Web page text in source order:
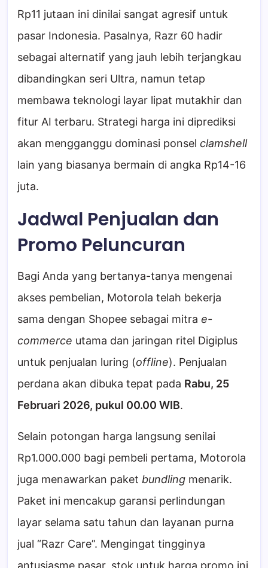
Rp11 jutaan ini dinilai sangat agresif untuk
pasar Indonesia. Pasalnya, Razr 60 hadir
sebagai alternatif yang jauh lebih terjangkau
dibandingkan seri Ultra, namun tetap
membawa teknologi layar lipat mutakhir dan
fitur AI terbaru. Strategi harga ini diprediksi
akan mengganggu dominasi ponsel clamshell
lain yang biasanya bermain di angka Rp14-16
juta.
Jadwal Penjualan dan
Promo Peluncuran
Bagi Anda yang bertanya-tanya mengenai
akses pembelian, Motorola telah bekerja
sama dengan Shopee sebagai mitra e-
commerce utama dan jaringan ritel Digiplus
untuk penjualan luring (offline). Penjualan
perdana akan dibuka tepat pada Rabu, 25
Februari 2026, pukul 00.00 WIB.
Selain potongan harga langsung senilai
Rp1.000.000 bagi pembeli pertama, Motorola
juga menawarkan paket bundling menarik.
Paket ini mencakup garansi perlindungan
layar selama satu tahun dan layanan purna
jual “Razr Care”. Mengingat tingginya
antusiasme pasar, stok untuk harga promo ini